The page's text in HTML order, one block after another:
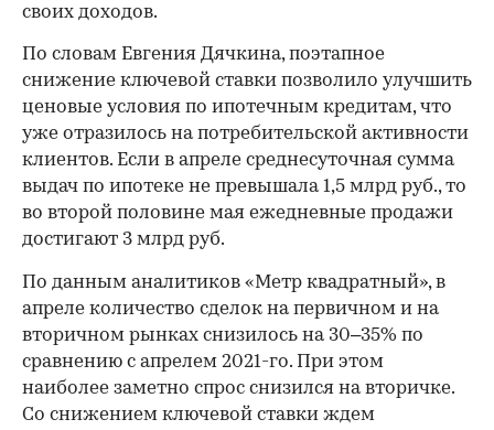
своих доходов.
По словам Евгения Дячкина, поэтапное
снижение ключевой ставки позволило улучшить
ценовые условия по ипотечным кредитам, что
уже отразилось на потребительской активности
клиентов. Если в апреле среднесуточная сумма
выдач по ипотеке не превышала 1,5 млрд руб., то
во второй половине мая ежедневные продажи
достигают 3 млрд руб.
По данным аналитиков «Метр квадратный», в
апреле количество сделок на первичном и на
вторичном рынках снизилось на 30–35% по
сравнению с апрелем 2021-го. При этом
наиболее заметно спрос снизился на вторичке.
Со снижением ключевой ставки ждем